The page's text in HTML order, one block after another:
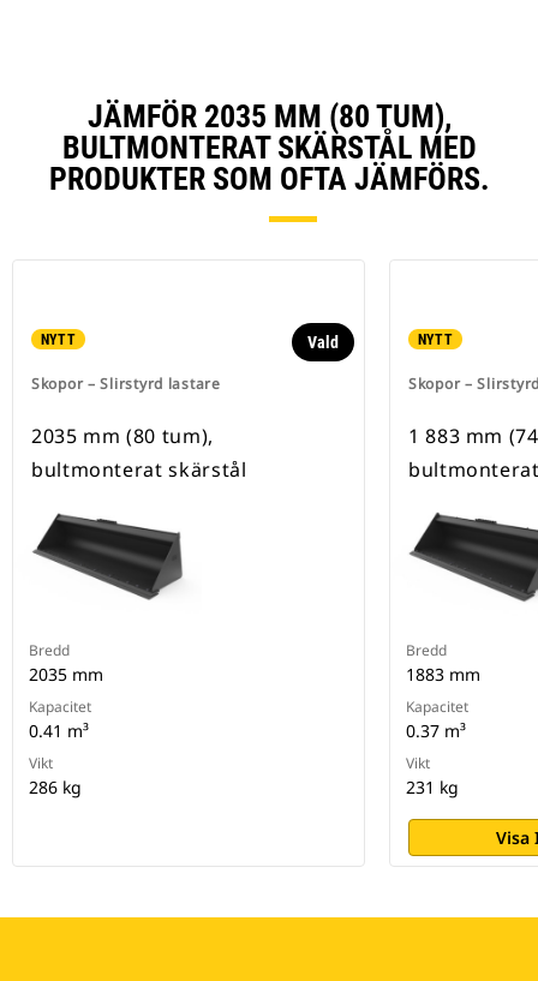
JÄMFÖR 2035 MM (80 TUM),
BULTMONTERAT SKÄRSTÅL MED
PRODUKTER SOM OFTA JÄMFÖRS.
NYTT
Skopor – Slirstyrd lastare
Vald
2035 mm (80 tum),
bultmonterat skärstål
Bredd
2035 mm
Kapacitet
0.41 m³
Vikt
286 kg
NYTT
Skopor –
1 883 mm
Bredd
1883 mm
Kapacitet
0.37 m³
Vikt
231 kg
Visa